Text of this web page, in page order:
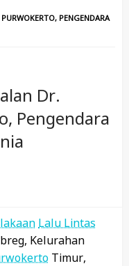
PENGENDARA
Dr.
Pengendara
Lalu Lintas
Kelurahan
Timur,